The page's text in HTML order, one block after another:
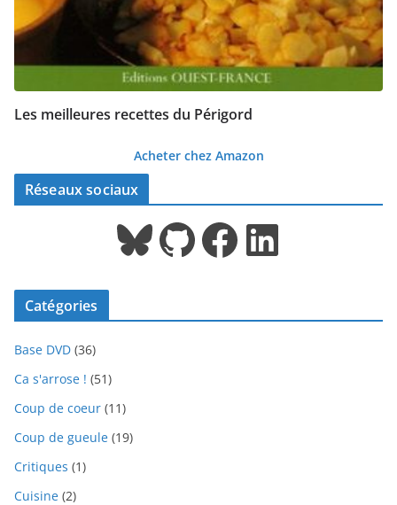
Les meilleures recettes du Périgord
Acheter chez Amazon
Réseaux sociaux
Bluesky GitHub Facebook LinkedIn
Catégories
Base DVD (36)
Ca s'arrose ! (51)
Coup de coeur (11)
Coup de gueule (19)
Critiques (1)
Cuisine (2)